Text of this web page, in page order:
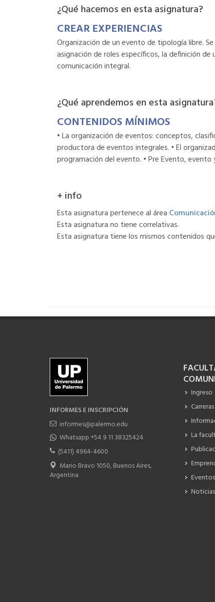
¿Qué hacemos en esta asignatura?
CREAR EXPERIENCIAS
Organización de un evento de tipología libre.
asignación de roles específicos, la definición
comunicación integral.
¿Qué aprendemos en esta
CONTENIDOS MÍNIMOS
• La organización de eventos: conceptos,
productora de eventos integrales. • El
programación del evento. • Pre Evento,
+ info
Esta asignatura pertenece al área
Esta asignatura no tiene correlativas.
Esta asignatura tiene los mismos contenidos
INFORMES E INSCRIPCIÓN
informes@palermo.edu
Whatsapp +54 9 11 38325424
(5411) 4964-4600
Mario Bravo 1050, Buenos Aires,
Argentina
Ingreso
Carreras
La
Eventos
Noticias